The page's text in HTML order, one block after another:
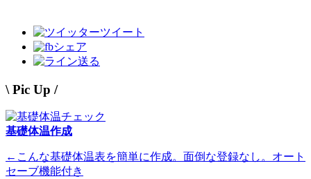
ツイート
シェア
送る
\ Pic Up /
基礎体温作成
←こんな基礎体温表を簡単に作成。面倒な登録なし。オート
セーブ機能付き